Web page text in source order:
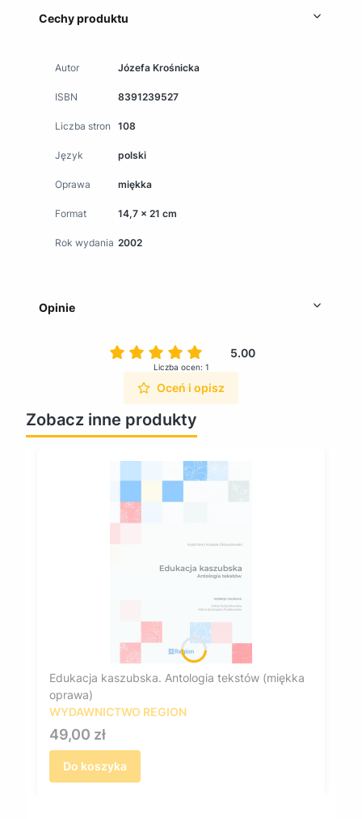
Cechy produktu
Autor Józefa Krośnicka
ISBN 8391239527
Liczba stron 108
Język polski
Oprawa miękka
Format 14,7 x 21 cm
Rok wydania 2002
Opinie
5.00
Liczba ocen: 1
Oceń i opisz
Zobacz inne produkty
Edukacja kaszubska. Antologia tekstów (miękka
oprawa)
WYDAWNICTWO REGION
Cena
49,00 zł
Do koszyka